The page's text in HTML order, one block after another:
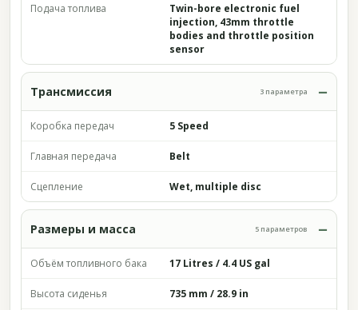
Подача топлива
Twin-bore electronic fuel
injection, 43mm throttle
bodies and throttle position
sensor
Трансмиссия 3 параметра
Коробка передач 5 Speed
Главная передача Belt
Сцепление Wet, multiple disc
Размеры и масса 5 параметров
Объём топливного бака 17 Litres / 4.4 US gal
Высота сиденья 735 mm / 28.9 in